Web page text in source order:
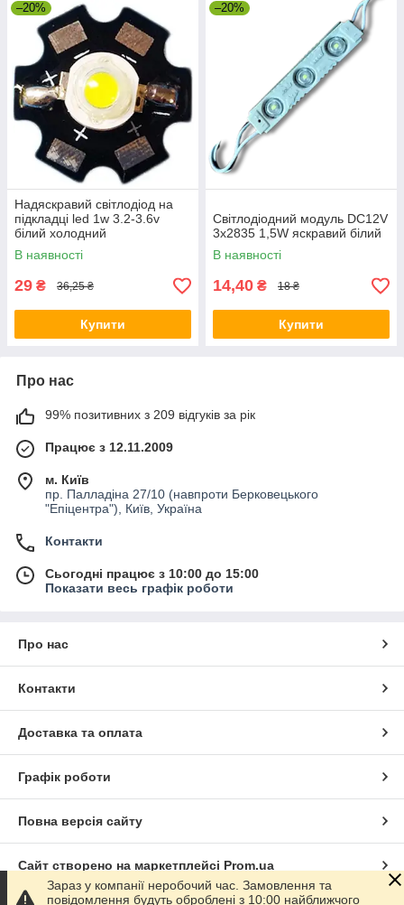
–20%
Надяскравий світлодіод на
підкладці led 1w 3.2-3.6v
білий холодний
В наявності
29 ₴ 36,25 ₴
Купити
–20%
Світлодіодний модуль DC12V
3x2835 1,5W яскравий білий
В наявності
14,40 ₴ 18 ₴
Купити
Про нас
99% позитивних з 209 відгуків за рік
Працює з 12.11.2009
м. Київ
пр. Палладіна 27/10 (навпроти Берковецького
"Епіцентра"), Київ, Україна
Контакти
Сьогодні працює з 10:00 до 15:00
Показати весь графік роботи
Про нас
Контакти
Доставка та оплата
Графік роботи
Повна версія сайту
Сайт створено на маркетплейсі Prom.ua
Зараз у компанії неробочий час. Замовлення та
повідомлення будуть оброблені з 10:00 найближчого